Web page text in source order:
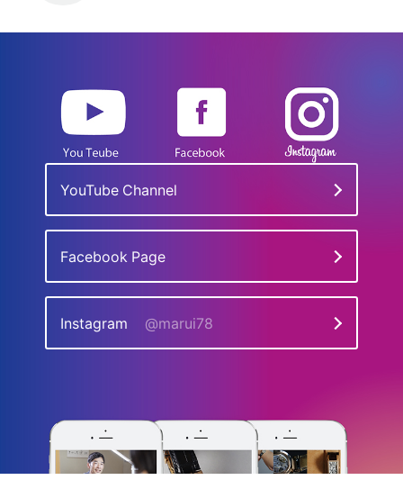
YouTube Channel
Facebook Page
Instagram @marui78